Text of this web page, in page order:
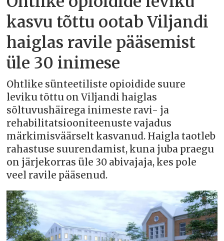
kasvu tõttu ootab Viljandi
haiglas ravile pääsemist
üle 30 inimese
Ohtlike sünteetiliste opioidide suure
leviku tõttu on Viljandi haiglas
sõltuvushäirega inimeste ravi- ja
rehabilitatsiooniteenuste vajadus
märkimisväärselt kasvanud. Haigla taotleb
rahastuse suurendamist, kuna juba praegu
on järjekorras üle 30 abivajaja, kes pole
veel ravile pääsenud.